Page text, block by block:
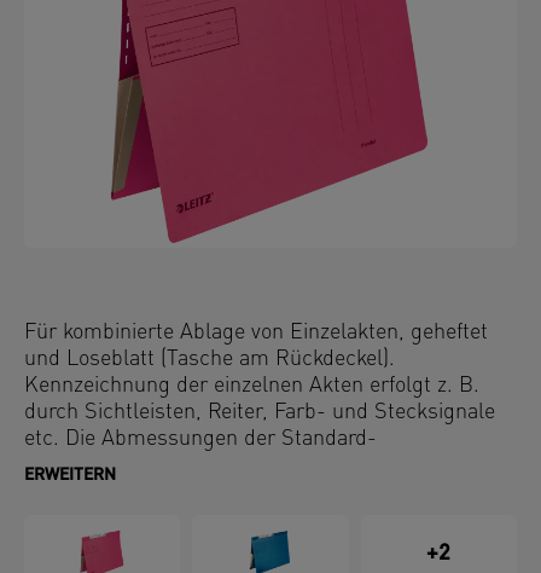
Für kombinierte Ablage von Einzelakten, geheftet
und Loseblatt (Tasche am Rückdeckel).
Kennzeichnung der einzelnen Akten erfolgt z. B.
durch Sichtleisten, Reiter, Farb- und Stecksignale
etc. Die Abmessungen der Standard-
Pendelregistratur sind genormt nach DIN 821.
ERWEITERN
+2